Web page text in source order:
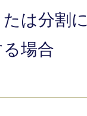
たは分割
場合